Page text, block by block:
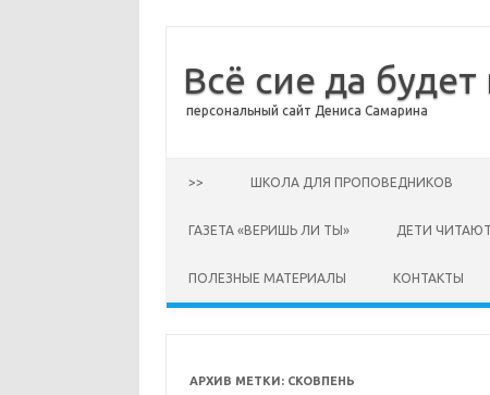
Всё сие да
персональный сайт Дениса Самарина
>> ШКОЛА ДЛЯ ПРОПОВЕДНИКОВ
ГАЗЕТА «ВЕРИШЬ ЛИ ТЫ» ДЕТИ
ПОЛЕЗНЫЕ МАТЕРИАЛЫ КОНТАКТЫ
АРХИВ МЕТКИ: СКОВПЕНЬ